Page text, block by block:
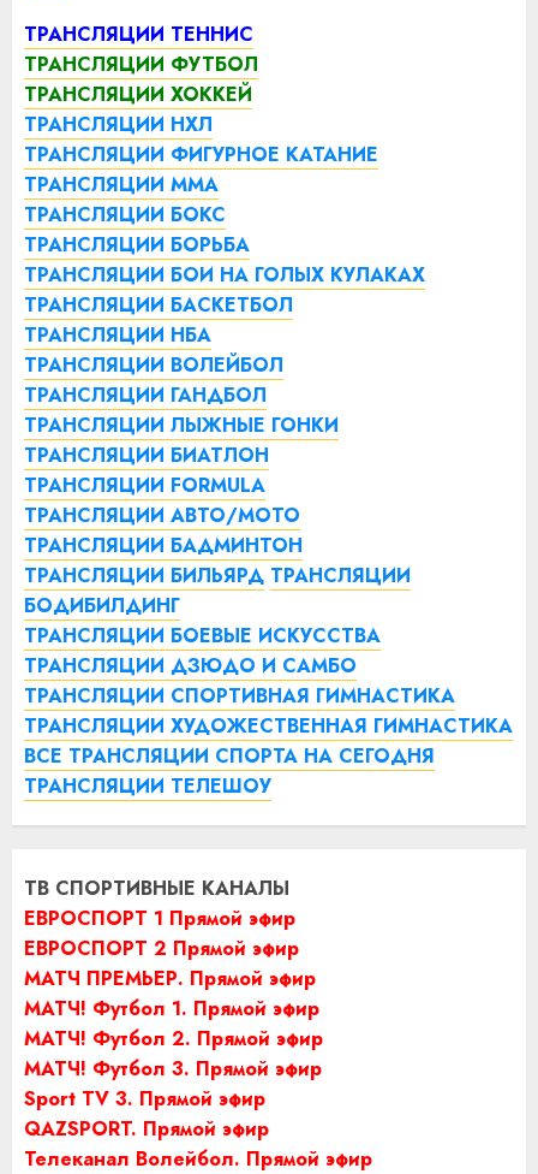
ТРАНСЛЯЦИИ ТЕННИС
ТРАНСЛЯЦИИ ФУТБОЛ
ТРАНСЛЯЦИИ ХОККЕЙ
ТРАНСЛЯЦИИ НХЛ
ТРАНСЛЯЦИИ ФИГУРНОЕ КАТАНИЕ
ТРАНСЛЯЦИИ ММА
ТРАНСЛЯЦИИ БОКС
ТРАНСЛЯЦИИ БОРЬБА
ТРАНСЛЯЦИИ БОИ НА ГОЛЫХ КУЛАКАХ
ТРАНСЛЯЦИИ БАСКЕТБОЛ
ТРАНСЛЯЦИИ НБА
ТРАНСЛЯЦИИ ВОЛЕЙБОЛ
ТРАНСЛЯЦИИ ГАНДБОЛ
ТРАНСЛЯЦИИ ЛЫЖНЫЕ ГОНКИ
ТРАНСЛЯЦИИ БИАТЛОН
ТРАНСЛЯЦИИ FORMULA
ТРАНСЛЯЦИИ АВТО/МОТО
ТРАНСЛЯЦИИ БАДМИНТОН
ТРАНСЛЯЦИИ БИЛЬЯРД ТРАНСЛЯЦИИ
БОДИБИЛДИНГ
ТРАНСЛЯЦИИ БОЕВЫЕ ИСКУССТВА
ТРАНСЛЯЦИИ ДЗЮДО И САМБО
ТРАНСЛЯЦИИ СПОРТИВНАЯ ГИМНАСТИКА
ТРАНСЛЯЦИИ ХУДОЖЕСТВЕННАЯ ГИМНАСТИКА
ВСЕ ТРАНСЛЯЦИИ СПОРТА НА СЕГОДНЯ
ТРАНСЛЯЦИИ ТЕЛЕШОУ
ТВ СПОРТИВНЫЕ КАНАЛЫ
ЕВРОСПОРТ 1 Прямой эфир
ЕВРОСПОРТ 2 Прямой эфир
МАТЧ ПРЕМЬЕР. Прямой эфир
МАТЧ! Футбол 1. Прямой эфир
МАТЧ! Футбол 2. Прямой эфир
МАТЧ! Футбол 3. Прямой эфир
Sport TV 3. Прямой эфир
QAZSPORT. Прямой эфир
Телеканал Волейбол. Прямой эфир